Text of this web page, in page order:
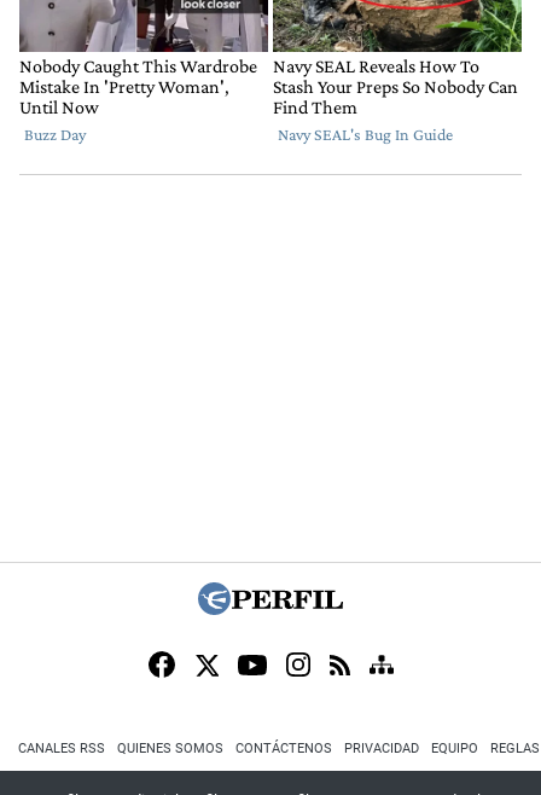
CANALES RSS QUIENES SOMOS CONTÁCTENOS PRIVACIDAD EQUIPO